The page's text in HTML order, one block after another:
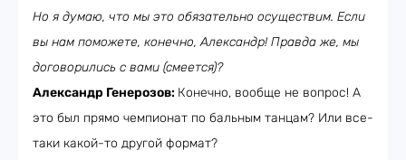
Но я думаю, что мы это обязательно осуществим. Если
вы нам поможете, конечно, Александр! Правда же, мы
договорились с вами (смеется)?
Александр Генерозов: Конечно, вообще не вопрос! А
это был прямо чемпионат по бальным танцам? Или все-
таки какой-то другой формат?